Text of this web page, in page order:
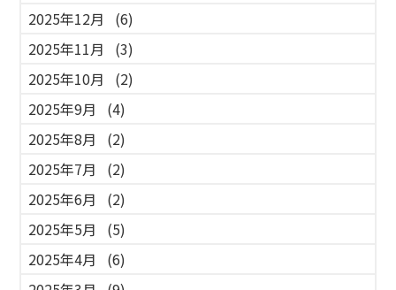
2025年12月
(6)
2025年11月
(3)
2025年10月
(2)
2025年9月
(4)
2025年8月
(2)
2025年7月
(2)
2025年6月
(2)
2025年5月
(5)
2025年4月
(6)